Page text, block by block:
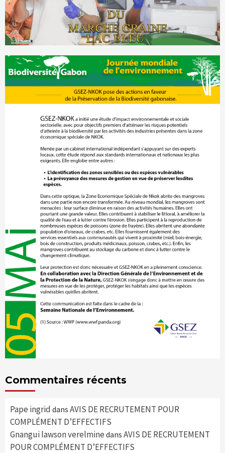
Commentaires récents
Pape ingrid dans AVIS DE RECRUTEMENT POUR
COMPLÉMENT D’EFFECTIFS
Gnangui lawson verelmine dans AVIS DE RECRUTEMENT
POUR COMPLÉMENT D’EFFECTIFS